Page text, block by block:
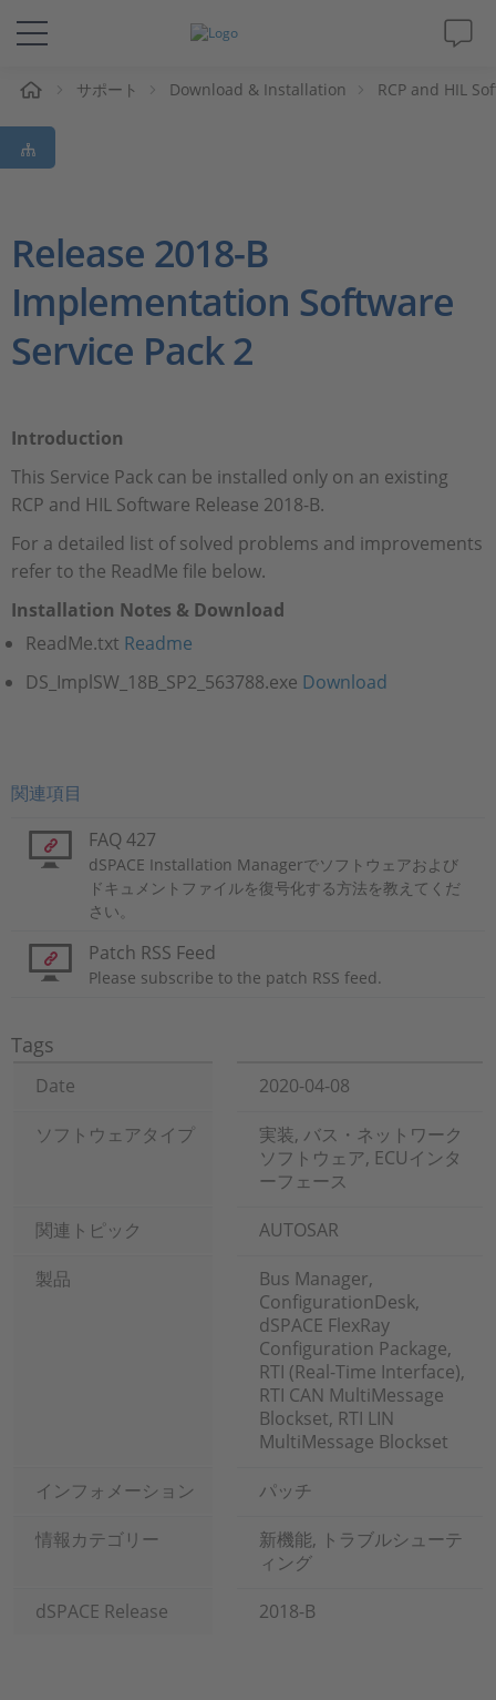
ソリューションと製品
サポート
Magazine
企業情報
サポート Download & Installation RCP and HIL
Release 2018-B
Implementation Software
Service Pack 2
Introduction
This Service Pack can be installed only on an existing
RCP and HIL Software Release 2018-B.
For a detailed list of solved problems and improvements
refer to the ReadMe file below.
Installation Notes & Download
ReadMe.txt Readme
DS_ImplSW_18B_SP2_563788.exe​​​​​​​ Download
関連項目
FAQ 427
dSPACE Installation Managerでソフトウェアおよび
ドキュメントファイルを復号化する方法を教えてくだ
さい。
Patch RSS Feed
Please subscribe to the patch RSS feed.
Tags
Date
2020-04-08
ソフトウェアタイプ
実装, バス・ネットワーク
ソフトウェア, ECUインタ
ーフェース
関連トピック
AUTOSAR
製品
Bus Manager,
ConfigurationDesk,
dSPACE FlexRay
Configuration Package,
RTI (Real-Time Interface),
RTI CAN MultiMessage
Blockset, RTI LIN
MultiMessage Blockset
インフォメーション
パッチ
情報カテゴリー
新機能, トラブルシューテ
ィング
dSPACE Release
2018-B